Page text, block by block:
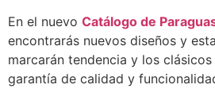
En el nuevo Catálogo de
encontrarás nuevos diseños y
marcarán tendencia y los
garantía de calidad y